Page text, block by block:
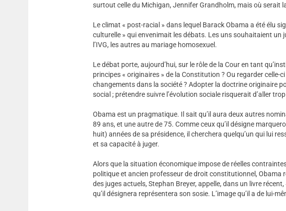
surtout celle du Michigan, Jennifer Grandholm, mais où serait
Le climat « post-racial » dans lequel Barack Obama a été élu
culturelle » qui envenimait les débats. Les uns souhaitaient un
l’IVG, les autres au mariage homosexuel.
Le débat porte, aujourd’hui, sur le rôle de la Cour en tant
principes « originaires » de la Constitution ? Ou regarder
changements dans la société ? Adopter la doctrine originaire
social ; prétendre suivre l’évolution sociale risquerait d’aller
Obama est un pragmatique. Il sait qu’il aura deux autres
89 ans, et une autre de 75. Comme ceux qu’il désigne
huit) années de sa présidence, il cherchera quelqu’un qui lui
et sa capacité à juger.
Alors que la situation économique impose de réelles
politique et ancien professeur de droit constitutionnel, Obama
des juges actuels, Stephan Breyer, appelle, dans un livre
qu’il désignera représentera son sosie. L’image qu’il a de lui-